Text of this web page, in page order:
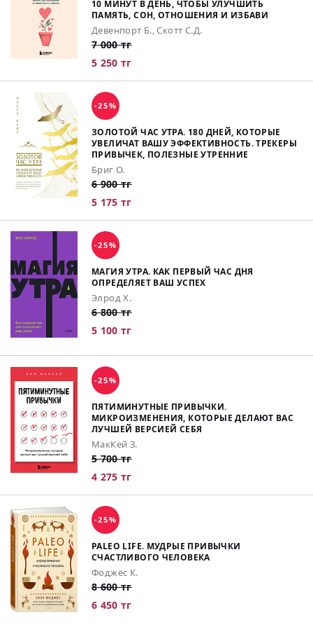
10 МИНУТ В ДЕНЬ, ЧТОБЫ УЛУЧШИТЬ
ПАМЯТЬ, СОН, ОТНОШЕНИЯ И ИЗБАВИ
Девенпорт Б., Скотт С.Д.
7 000 тг
5 250 тг
-25%
ЗОЛОТОЙ ЧАС УТРА. 180 ДНЕЙ, КОТОРЫЕ
УВЕЛИЧАТ ВАШУ ЭФФЕКТИВНОСТЬ. ТРЕКЕРЫ
ПРИВЫЧЕК, ПОЛЕЗНЫЕ УТРЕННИЕ
Бриг О.
6 900 тг
5 175 тг
-25%
МАГИЯ УТРА. КАК ПЕРВЫЙ ЧАС ДНЯ
ОПРЕДЕЛЯЕТ ВАШ УСПЕХ
Элрод Х.
6 800 тг
5 100 тг
-25%
ПЯТИМИНУТНЫЕ ПРИВЫЧКИ.
МИКРОИЗМЕНЕНИЯ, КОТОРЫЕ ДЕЛАЮТ ВАС
ЛУЧШЕЙ ВЕРСИЕЙ СЕБЯ
МакКей З.
5 700 тг
4 275 тг
-25%
PALEO LIFE. МУДРЫЕ ПРИВЫЧКИ
СЧАСТЛИВОГО ЧЕЛОВЕКА
Фоджес К.
8 600 тг
6 450 тг